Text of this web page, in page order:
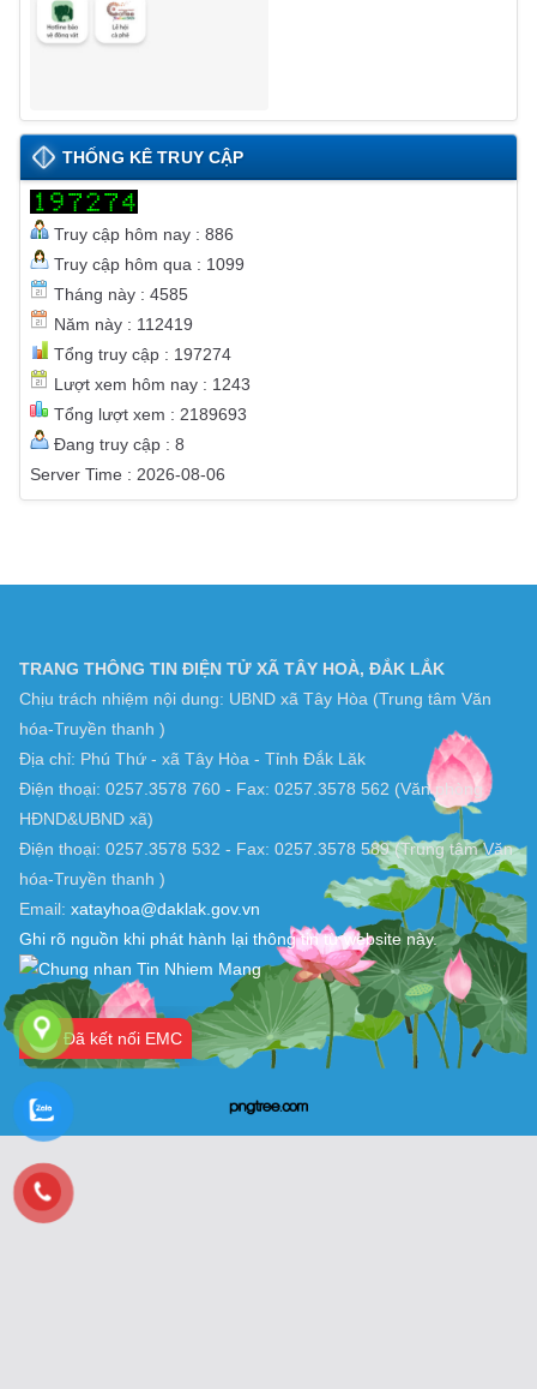
THỐNG KÊ TRUY CẬP
Truy cập hôm nay : 886
Truy cập hôm qua : 1099
Tháng này : 4585
Năm này : 112419
Tổng truy cập : 197274
Lượt xem hôm nay : 1243
Tổng lượt xem : 2189693
Đang truy cập : 8
Server Time : 2026-08-06
TRANG THÔNG TIN ĐIỆN TỬ XÃ TÂY HOÀ, ĐẮK LẮK
Chịu trách nhiệm nội dung: UBND xã Tây Hòa (Trung tâm Văn
hóa-Truyền thanh )
Địa chỉ: Phú Thứ - xã Tây Hòa - Tỉnh Đắk Lăk
Điện thoại: 0257.3578 760 - Fax: 0257.3578 562 (Văn phòng
HĐND&UBND xã)
Điện thoại: 0257.3578 532 - Fax: 0257.3578 589 (Trung tâm Văn
hóa-Truyền thanh )
Email: xatayhoa@daklak.gov.vn
Ghi rõ nguồn khi phát hành lại thông tin từ website này.
Đã kết nối EMC